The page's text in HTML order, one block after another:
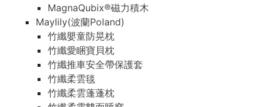
MagnaQubix®磁力積木
Maylily(波蘭Poland)
竹纖嬰童防晃枕
竹纖愛睏寶貝枕
竹纖推車安全帶保護套
竹纖柔雲毯
竹纖柔雲蓬蓬枕